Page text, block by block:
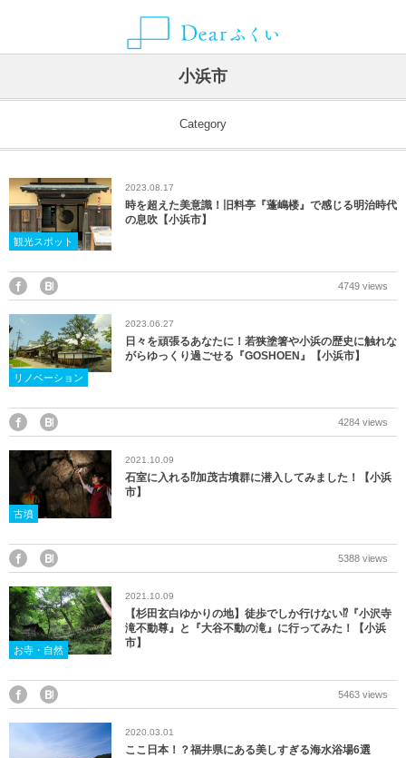
小浜市
Category
観光スポット
2023.08.17
時を超えた美意識！旧料亭『蓬嶋楼』で感じる明治時代
の息吹【小浜市】
4749 views
リノベーション
2023.06.27
日々を頑張るあなたに！若狭塗箸や小浜の歴史に触れな
がらゆっくり過ごせる『GOSHOEN』【小浜市】
4284 views
古墳
2021.10.09
石室に入れる⁉加茂古墳群に潜入してみました！【小浜
市】
5388 views
お寺・自然
2021.10.09
【杉田玄白ゆかりの地】徒歩でしか行けない⁉『小沢寺
滝不動尊』と『大谷不動の滝』に行ってみた！【小浜
市】
5463 views
2020.03.01
ここ日本！？福井県にある美しすぎる海水浴場6選
グルメ
観光スポット
レジャー・アクティビティ
自然・風景
イベント
宿泊
お土産
産業・ものづくり
体験施設・体験プラン
歴史
生活・地元ネタ
交通情報
その他
福井県
福井市
あわら市
池田町
永平寺町
越前市
越前町
おおい町
大野市
小浜市
勝山市
坂井市
鯖江市
高浜町
敦賀市
Dearふくいとは
Dearふくいへの広告掲載について
プライバシーポリシー
お知らせ
ことりっぷ
SmartNews
Yahoo!ライフマガジン
お問い合わせ・取材依頼・情報提供などはこちらから